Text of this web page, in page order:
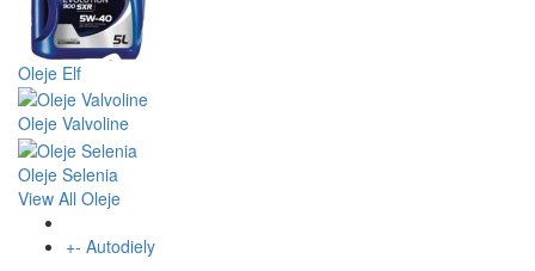
Oleje Elf
Oleje Valvoline
Oleje Selenia
View All Oleje
+- Autodiely